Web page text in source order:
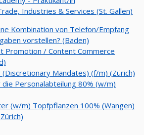
Industries & Services (St. Gallen)
Kombination von Telefon/Empfang
vorstellen? (Baden)
Promotion / Content Commerce
Mandates) (f/m) (Zürich)
Personalabteilung 80% (w/m)
(w/m) Topfpflanzen 100% (Wangen)